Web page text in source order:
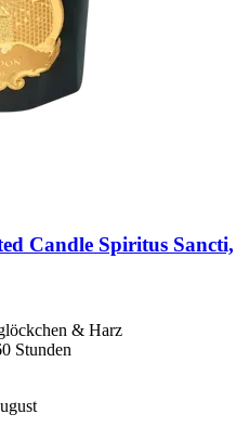
Candle Spiritus Sancti,
& Harz
Stunden